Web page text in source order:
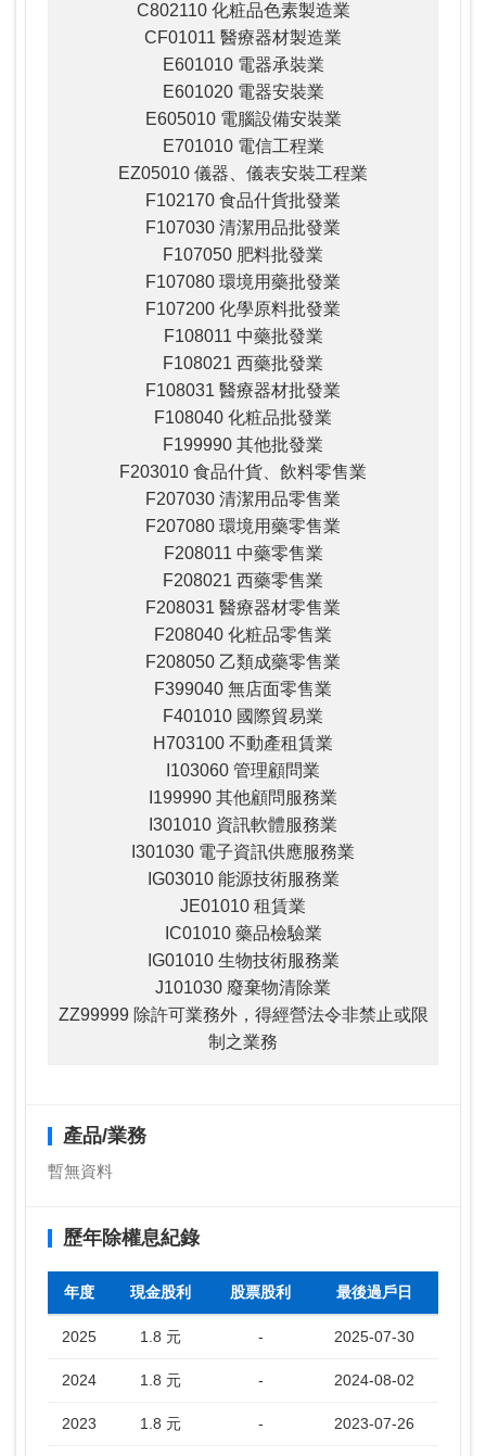
C802110 化粧品色素製造業
CF01011 醫療器材製造業
E601010 電器承裝業
E601020 電器安裝業
E605010 電腦設備安裝業
E701010 電信工程業
EZ05010 儀器、儀表安裝工程業
F102170 食品什貨批發業
F107030 清潔用品批發業
F107050 肥料批發業
F107080 環境用藥批發業
F107200 化學原料批發業
F108011 中藥批發業
F108021 西藥批發業
F108031 醫療器材批發業
F108040 化粧品批發業
F199990 其他批發業
F203010 食品什貨、飲料零售業
F207030 清潔用品零售業
F207080 環境用藥零售業
F208011 中藥零售業
F208021 西藥零售業
F208031 醫療器材零售業
F208040 化粧品零售業
F208050 乙類成藥零售業
F399040 無店面零售業
F401010 國際貿易業
H703100 不動產租賃業
I103060 管理顧問業
I199990 其他顧問服務業
I301010 資訊軟體服務業
I301030 電子資訊供應服務業
IG03010 能源技術服務業
JE01010 租賃業
IC01010 藥品檢驗業
IG01010 生物技術服務業
J101030 廢棄物清除業
ZZ99999 除許可業務外，得經營法令非禁止或限
制之業務
產品/業務
暫無資料
歷年除權息紀錄
年度 現金股利 股票股利 最後過戶日
2025 1.8 元 - 2025-07-30
2024 1.8 元 - 2024-08-02
2023 1.8 元 - 2023-07-26